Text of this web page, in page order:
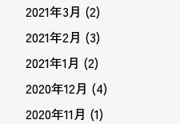
2021年3月 (2)
2021年2月 (3)
2021年1月 (2)
2020年12月 (4)
2020年11月 (1)